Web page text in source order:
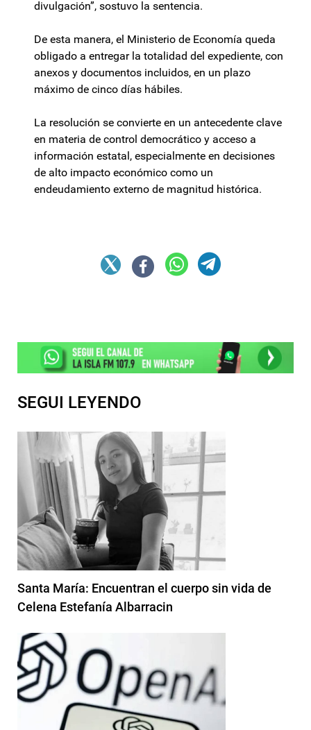
divulgación”, sostuvo la sentencia.
De esta manera, el Ministerio de Economía queda
obligado a entregar la totalidad del expediente, con
anexos y documentos incluidos, en un plazo
máximo de cinco días hábiles.
La resolución se convierte en un antecedente clave
en materia de control democrático y acceso a
información estatal, especialmente en decisiones
de alto impacto económico como un
endeudamiento externo de magnitud histórica.
SEGUI LEYENDO
Santa María: Encuentran el cuerpo sin vida de
Celena Estefanía Albarracin